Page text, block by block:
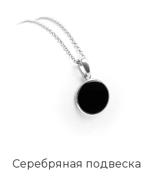
Серебряная подвеска